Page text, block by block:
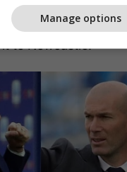
i dytë që u
të largohet
te Newcastle.
Manage options